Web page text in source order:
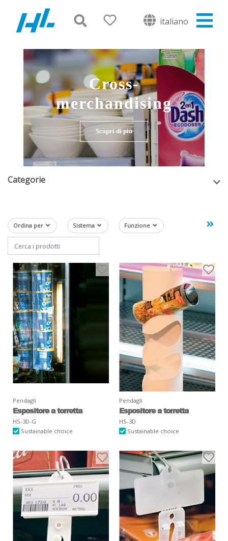
italiano
Cross-
merchandising
Scopri di più
Categorie
Ordina per Sistema Funzione
Pendagli
Espositore a torretta
HS-3D-G
Sustainable choice
Pendagli
Espositore a torretta
HS-3D
Sustainable choice